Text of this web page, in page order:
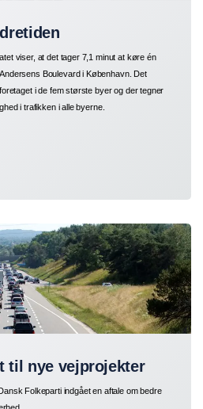
viser, at det tager 7,1 minut at køre én
Boulevard i København. Det
i de fem største byer og der tegner
i trafikken i alle byerne.
til nye vejprojekter
Folkeparti indgået en aftale om bedre